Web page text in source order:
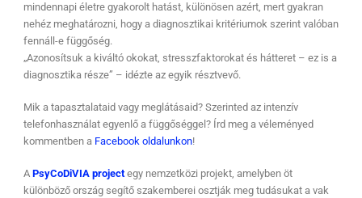
mindennapi életre gyakorolt hatást, különösen azért, mert gyakran
nehéz meghatározni, hogy a diagnosztikai kritériumok szerint valóban
fennáll-e függőség.
„Azonosítsuk a kiváltó okokat, stresszfaktorokat és hátteret – ez is a
diagnosztika része” – idézte az egyik résztvevő.
Mik a tapasztalataid vagy meglátásaid? Szerinted az intenzív
telefonhasználat egyenlő a függőséggel? Írd meg a véleményed
kommentben a Facebook oldalunkon!
A PsyCoDiVIA projectegy nemzetközi projekt, amelyben öt
különböző ország segítő szakemberei osztják meg tudásukat a vak